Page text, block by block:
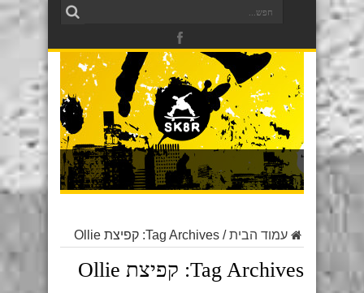
עמוד הבית/ Tag Archives: קפיצת Ollie
Tag Archives: קפיצת Ollie